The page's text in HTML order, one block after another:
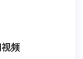
频